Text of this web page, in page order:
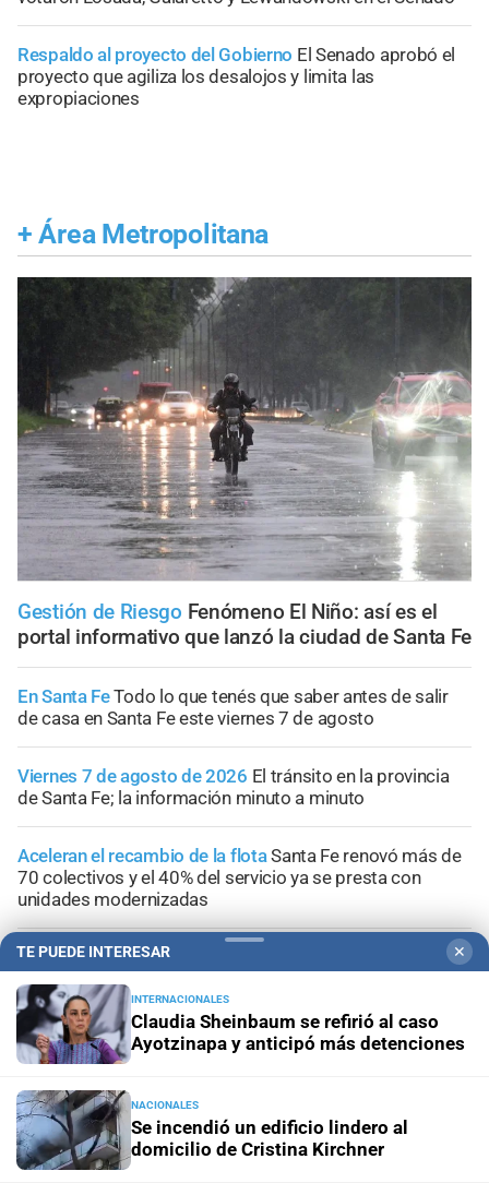
Respaldo al proyecto del Gobierno El Senado aprobó el
proyecto que agiliza los desalojos y limita las
expropiaciones
+ Área Metropolitana
Gestión de Riesgo Fenómeno El Niño: así es el
portal informativo que lanzó la ciudad de Santa Fe
En Santa FeTodo lo que tenés que saber antes de salir
de casa en Santa Fe este viernes 7 de agosto
Viernes 7 de agosto de 2026 El tránsito en la provincia
de Santa Fe; la información minuto a minuto
Aceleran el recambio de la flotaSanta Fe renovó más de
70 colectivos y el 40% del servicio ya se presta con
unidades modernizadas
PronósticoViernes con cielo despejado, frío por la
mañana y máxima de 16°C en la ciudad de Santa Fe
+Sucesos
TE PUEDE INTERESAR ✕
INTERNACIONALES
Claudia Sheinbaum se refirió al caso
Ayotzinapa y anticipó más detenciones
NACIONALES
Se incendió un edificio lindero al
domicilio de Cristina Kirchner